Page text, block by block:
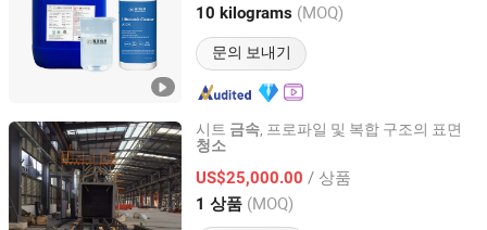
10 kilograms (MOQ)
문의 보내기
Guangdong, China 이후 2025
시트 금속, 프로파일 및 복합 구조의 표면
청소
US$25,000.00 / 상품
1 상품 (MOQ)
Qingdao KEEJOO Group
Shandong, China 이후 2022